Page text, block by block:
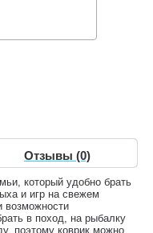
Отзывы (0)
который удобно брать
и игр на свежем
возможности
в поход, на рыбалку
поэтому коврик можно